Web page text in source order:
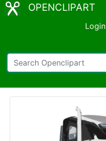
OPENCLIPART
Login